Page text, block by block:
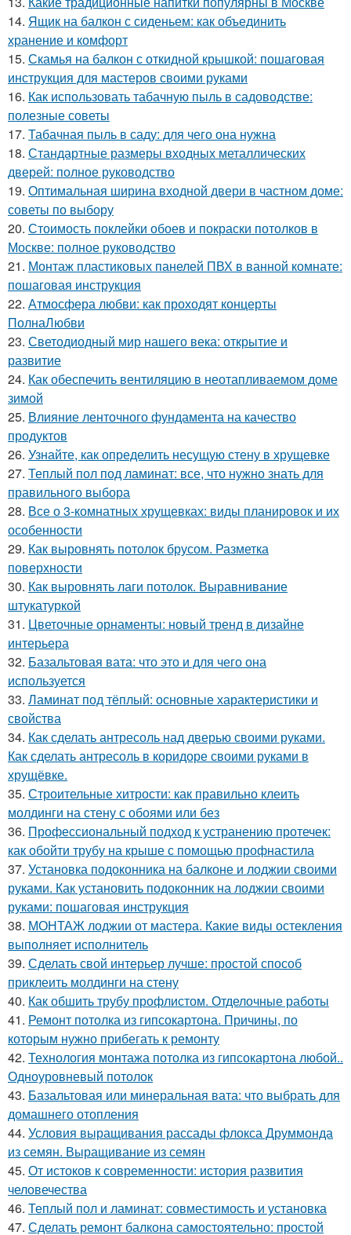
14. Ящик на балкон с сиденьем: как объединить
хранение и комфорт
15. Скамья на балкон с откидной крышкой: пошаговая
инструкция для мастеров своими руками
16. Как использовать табачную пыль в садоводстве:
полезные советы
17. Табачная пыль в саду: для чего она нужна
18. Стандартные размеры входных металлических
дверей: полное руководство
19. Оптимальная ширина входной двери в частном доме:
советы по выбору
20. Стоимость поклейки обоев и покраски потолков в
Москве: полное руководство
21. Монтаж пластиковых панелей ПВХ в ванной комнате:
пошаговая инструкция
22. Атмосфера любви: как проходят концерты
ПолнаЛюбви
23. Светодиодный мир нашего века: открытие и
развитие
24. Как обеспечить вентиляцию в неотапливаемом доме
зимой
25. Влияние ленточного фундамента на качество
продуктов
26. Узнайте, как определить несущую стену в хрущевке
27. Теплый пол под ламинат: все, что нужно знать для
правильного выбора
28. Все о 3-комнатных хрущевках: виды планировок и их
особенности
29. Как выровнять потолок брусом. Разметка
поверхности
30. Как выровнять лаги потолок. Выравнивание
штукатуркой
31. Цветочные орнаменты: новый тренд в дизайне
интерьера
32. Базальтовая вата: что это и для чего она
используется
33. Ламинат под тёплый: основные характеристики и
свойства
34. Как сделать антресоль над дверью своими руками.
Как сделать антресоль в коридоре своими руками в
хрущёвке.
35. Строительные хитрости: как правильно клеить
молдинги на стену с обоями или без
36. Профессиональный подход к устранению протечек:
как обойти трубу на крыше с помощью профнастила
37. Установка подоконника на балконе и лоджии своими
руками. Как установить подоконник на лоджии своими
руками: пошаговая инструкция
38. МОНТАЖ лоджии от мастера. Какие виды остекления
выполняет исполнитель
39. Сделать свой интерьер лучше: простой способ
приклеить молдинги на стену
40. Как обшить трубу профлистом. Отделочные работы
41. Ремонт потолка из гипсокартона. Причины, по
которым нужно прибегать к ремонту
42. Технология монтажа потолка из гипсокартона любой..
Одноуровневый потолок
43. Базальтовая или минеральная вата: что выбрать для
домашнего отопления
44. Условия выращивания рассады флокса Друммонда
из семян. Выращивание из семян
45. От истоков к современности: история развития
человечества
46. Теплый пол и ламинат: совместимость и установка
47. Сделать ремонт балкона самостоятельно: простой